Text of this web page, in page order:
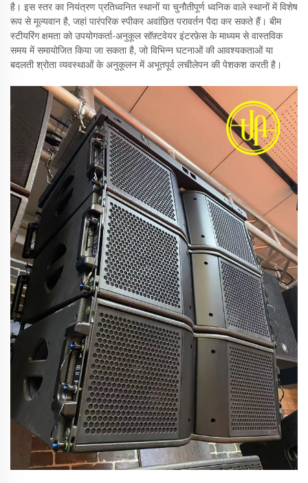
है। इस स्तर का नियंत्रण प्रतिध्वनित स्थानों या चुनौतीपूर्ण ध्वनिक वाले स्थानों में विशेष
रूप से मूल्यवान है, जहां पारंपरिक स्पीकर अवांछित परावर्तन पैदा कर सकते हैं। बीम
स्टीयरिंग क्षमता को उपयोगकर्ता-अनुकूल सॉफ़्टवेयर इंटरफ़ेस के माध्यम से वास्तविक
समय में समायोजित किया जा सकता है, जो विभिन्न घटनाओं की आवश्यकताओं या
बदलती श्रोता व्यवस्थाओं के अनुकूलन में अभूतपूर्व लचीलेपन की पेशकश करती है।